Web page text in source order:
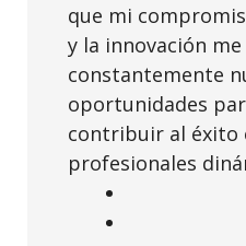
que mi
y la innovación
constantemente
oportunidades
contribuir al éxito
profesionales